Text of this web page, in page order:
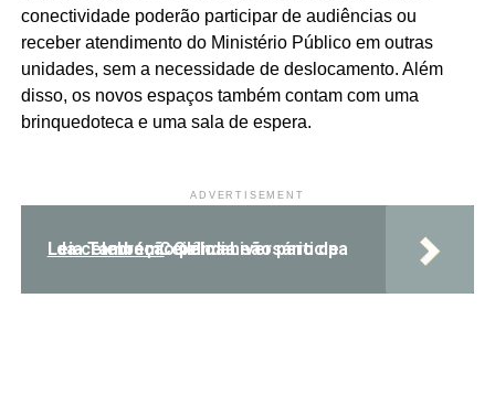
conectividade poderão participar de audiências ou
receber atendimento do Ministério Público em outras
unidades, sem a necessidade de deslocamento. Além
disso, os novos espaços também contam com uma
brinquedoteca e uma sala de espera.
ADVERTISEMENT
Leia Também:Celina Leão participa da celebração pelo aniversário de Ceilândia